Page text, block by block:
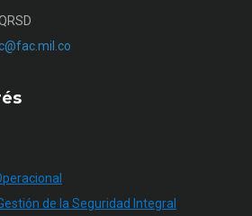
de la Seguridad Integral